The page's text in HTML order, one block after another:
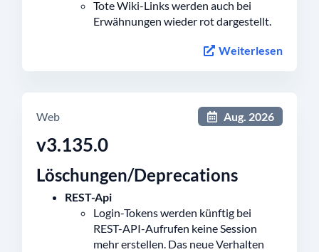
Tote Wiki-Links werden auch bei
Erwähnungen wieder rot dargestellt.
Weiterlesen
Web Aug. 2026
v3.135.0
Löschungen/Deprecations
REST-Api
Login-Tokens werden künftig bei
REST-API-Aufrufen keine Session
mehr erstellen. Das neue Verhalten